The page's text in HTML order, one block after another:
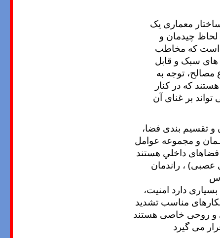
معماری یک
لحاظ چیدمان و
است که مخاطب
های سبک و قابل
توجه به
که در کنار
بر غنای آن
تقسيم بندی فضا،
و مجموعه عوامل
فضاهای داخلي هستند
عصبی) ، راندمان
دارد امنیت،
مناسب تشدید
و روحی خاصی هستند
می گیرد